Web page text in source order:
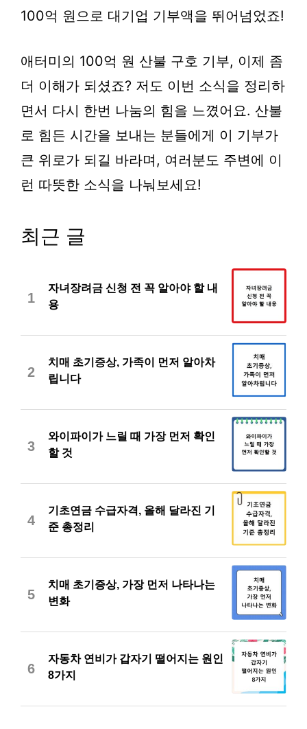
100억 원으로 대기업 기부액을 뛰어넘었죠!
애터미의 100억 원 산불 구호 기부, 이제 좀
더 이해가 되셨죠? 저도 이번 소식을 정리하
면서 다시 한번 나눔의 힘을 느꼈어요. 산불
로 힘든 시간을 보내는 분들에게 이 기부가
큰 위로가 되길 바라며, 여러분도 주변에 이
런 따뜻한 소식을 나눠보세요!
최근 글
1
자녀장려금 신청 전 꼭 알아야 할 내
용
2
치매 초기증상, 가족이 먼저 알아차
립니다
3
와이파이가 느릴 때 가장 먼저 확인
할 것
4
기초연금 수급자격, 올해 달라진 기
준 총정리
5
치매 초기증상, 가장 먼저 나타나는
변화
6
자동차 연비가 갑자기 떨어지는 원인
8가지